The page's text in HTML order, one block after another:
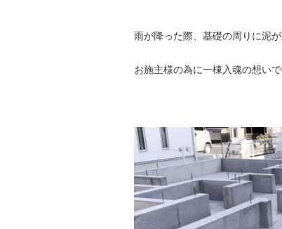
雨が降った際、基礎の周りに泥
お施主様の為に一棟入魂の想い